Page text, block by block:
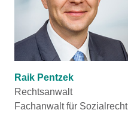
Raik Pentzek
Rechtsanwalt
Fachanwalt für Sozialrecht